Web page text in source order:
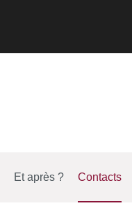
Et après ? Contacts